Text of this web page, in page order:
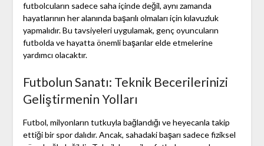
futbolcuların sadece saha içinde değil, aynı zamanda
hayatlarının her alanında başarılı olmaları için kılavuzluk
yapmalıdır. Bu tavsiyeleri uygulamak, genç oyuncuların
futbolda ve hayatta önemli başarılar elde etmelerine
yardımcı olacaktır.
Futbolun Sanatı: Teknik Becerilerinizi
Geliştirmenin Yolları
Futbol, milyonların tutkuyla bağlandığı ve heyecanla takip
ettiği bir spor dalıdır. Ancak, sahadaki başarı sadece fiziksel